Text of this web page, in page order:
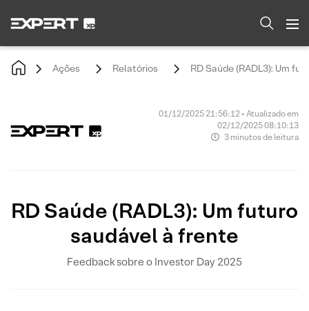
Ações Relatórios RD Saúde (RADL3): Um
01/12/2025 21:56:12 • Atualizado em
02/12/2025 08:10:13
3 minutos de leitura
RD Saúde (RADL3): Um futuro
saudável à frente
Feedback sobre o Investor Day 2025